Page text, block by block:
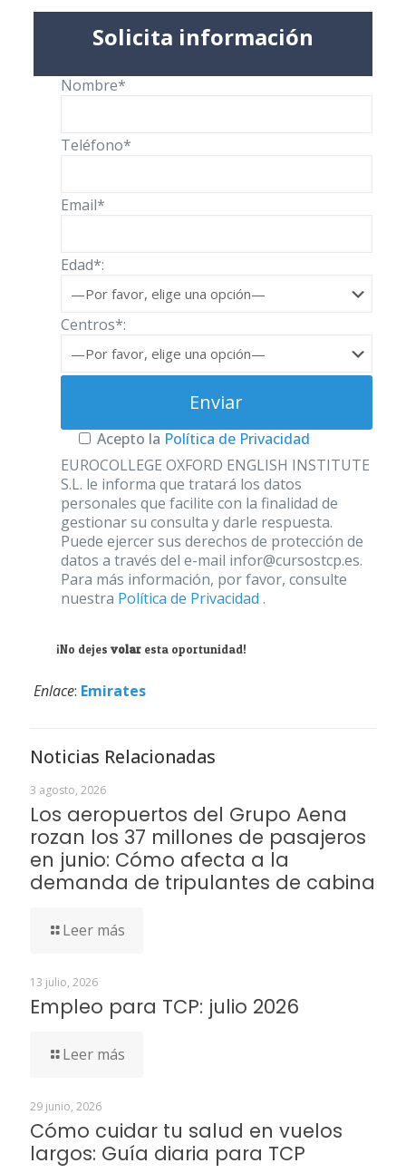
Solicita información
Nombre*
Teléfono*
Email*
Edad*:
Centros*:
Acepto la Política de Privacidad
EUROCOLLEGE OXFORD ENGLISH INSTITUTE
S.L. le informa que tratará los datos
personales que facilite con la finalidad de
gestionar su consulta y darle respuesta.
Puede ejercer sus derechos de protección de
datos a través del e-mail infor@cursostcp.es.
Para más información, por favor, consulte
nuestra Política de Privacidad .
¡No dejes volaresta oportunidad!
Enlace: Emirates
Noticias Relacionadas
3 agosto, 2026
Los aeropuertos del Grupo Aena
rozan los 37 millones de pasajeros
en junio: Cómo afecta a la
demanda de tripulantes de cabina
Leer más
13 julio, 2026
Empleo para TCP: julio 2026
Leer más
29 junio, 2026
Cómo cuidar tu salud en vuelos
largos: Guía diaria para TCP